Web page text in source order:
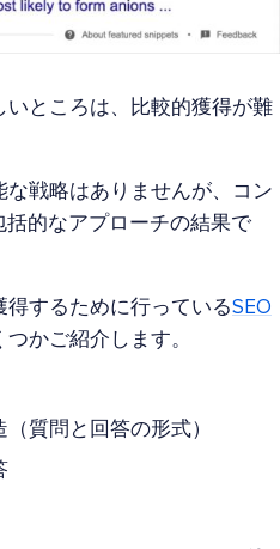
いところは、比較的獲得が難
戦略はありませんが、コン
括的なアプローチの結果で
得するために行っているSEO
つかご紹介します。
質問と回答の形式）